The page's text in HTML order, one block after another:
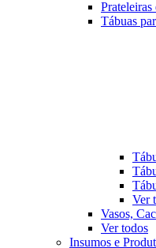
Prateleiras
Tábuas
Ver
Vasos,
Ver todos
Insumos e